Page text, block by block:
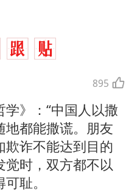
895
》：“中国人以撒
地都能撒谎。朋友
欺诈不能达到目的
觉时，双方都不以
耻。